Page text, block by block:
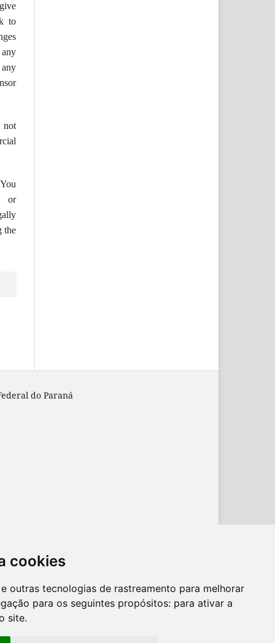
cookies
outras tecnologias de rastreamento para melhorar
para os seguintes propósitos: para ativar a
site.
to
or
the
do Paraná